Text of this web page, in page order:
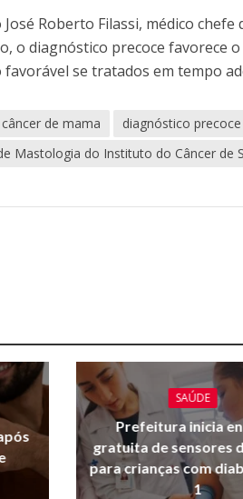
José Roberto Filassi, médico
o diagnóstico precoce favorece
favorável se tratados em tempo
câncer de mama diagnóstico precoce
Mastologia do Instituto do Câncer de
SAÚDE
Prefeitura inicia
gratuita de sensores
para crianças com
1